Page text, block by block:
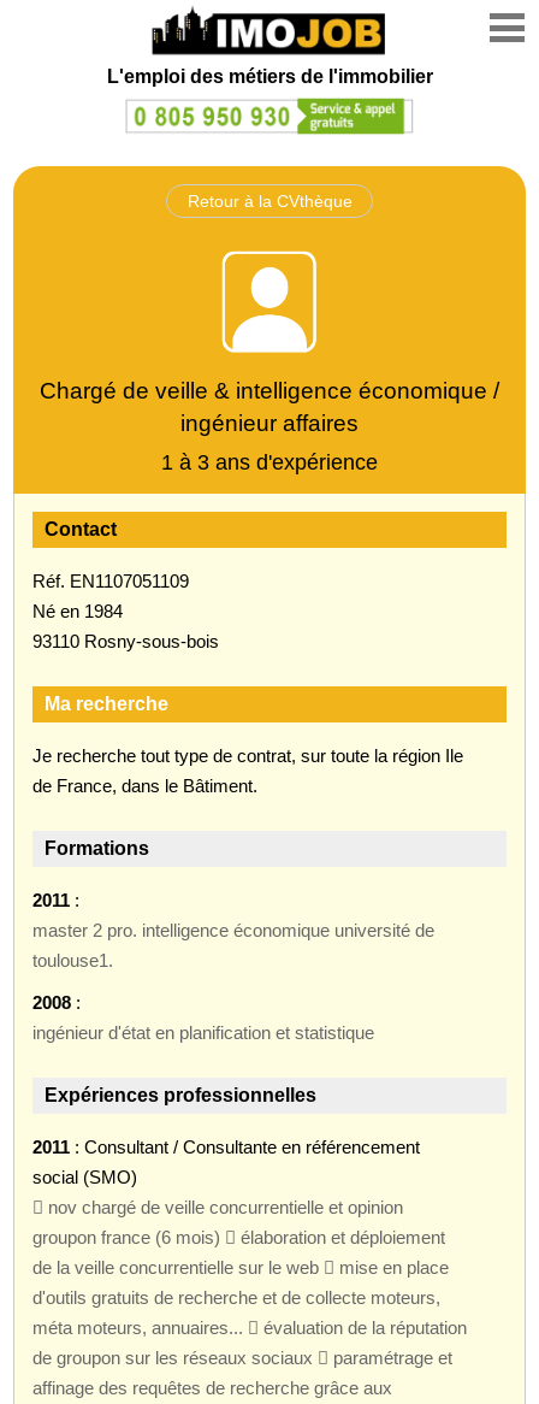
L'emploi des métiers de l'immobilier
Retour à la CVthèque
Chargé de veille & intelligence économique /
ingénieur affaires
1 à 3 ans d'expérience
Contact
Réf. EN1107051109
Né en 1984
93110 Rosny-sous-bois
Ma recherche
Je recherche tout type de contrat, sur toute la région Ile
de France, dans le Bâtiment.
Formations
2011 :
master 2 pro. intelligence économique université de
toulouse1.
2008 :
ingénieur d'état en planification et statistique
Expériences professionnelles
2011 : Consultant / Consultante en référencement
social (SMO)
 nov chargé de veille concurrentielle et opinion
groupon france (6 mois)  élaboration et déploiement
de la veille concurrentielle sur le web  mise en place
d'outils gratuits de recherche et de collecte moteurs,
méta moteurs, annuaires...  évaluation de la réputation
de groupon sur les réseaux sociaux  paramétrage et
affinage des requêtes de recherche grâce aux